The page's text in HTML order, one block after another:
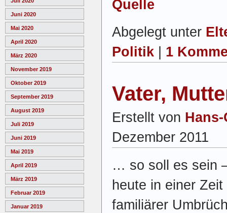
Juni 2020
Mai 2020
April 2020
März 2020
November 2019
Oktober 2019
September 2019
August 2019
Juli 2019
Juni 2019
Mai 2019
April 2019
März 2019
Februar 2019
Januar 2019
Quelle
Abgelegt unter
Politik
1
Vater,
Erstellt von
Dezember 2011
… so soll es sein
heute in einer Zeit
familiärer